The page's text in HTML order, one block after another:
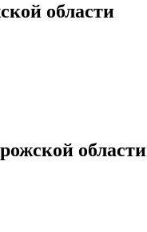
области
области